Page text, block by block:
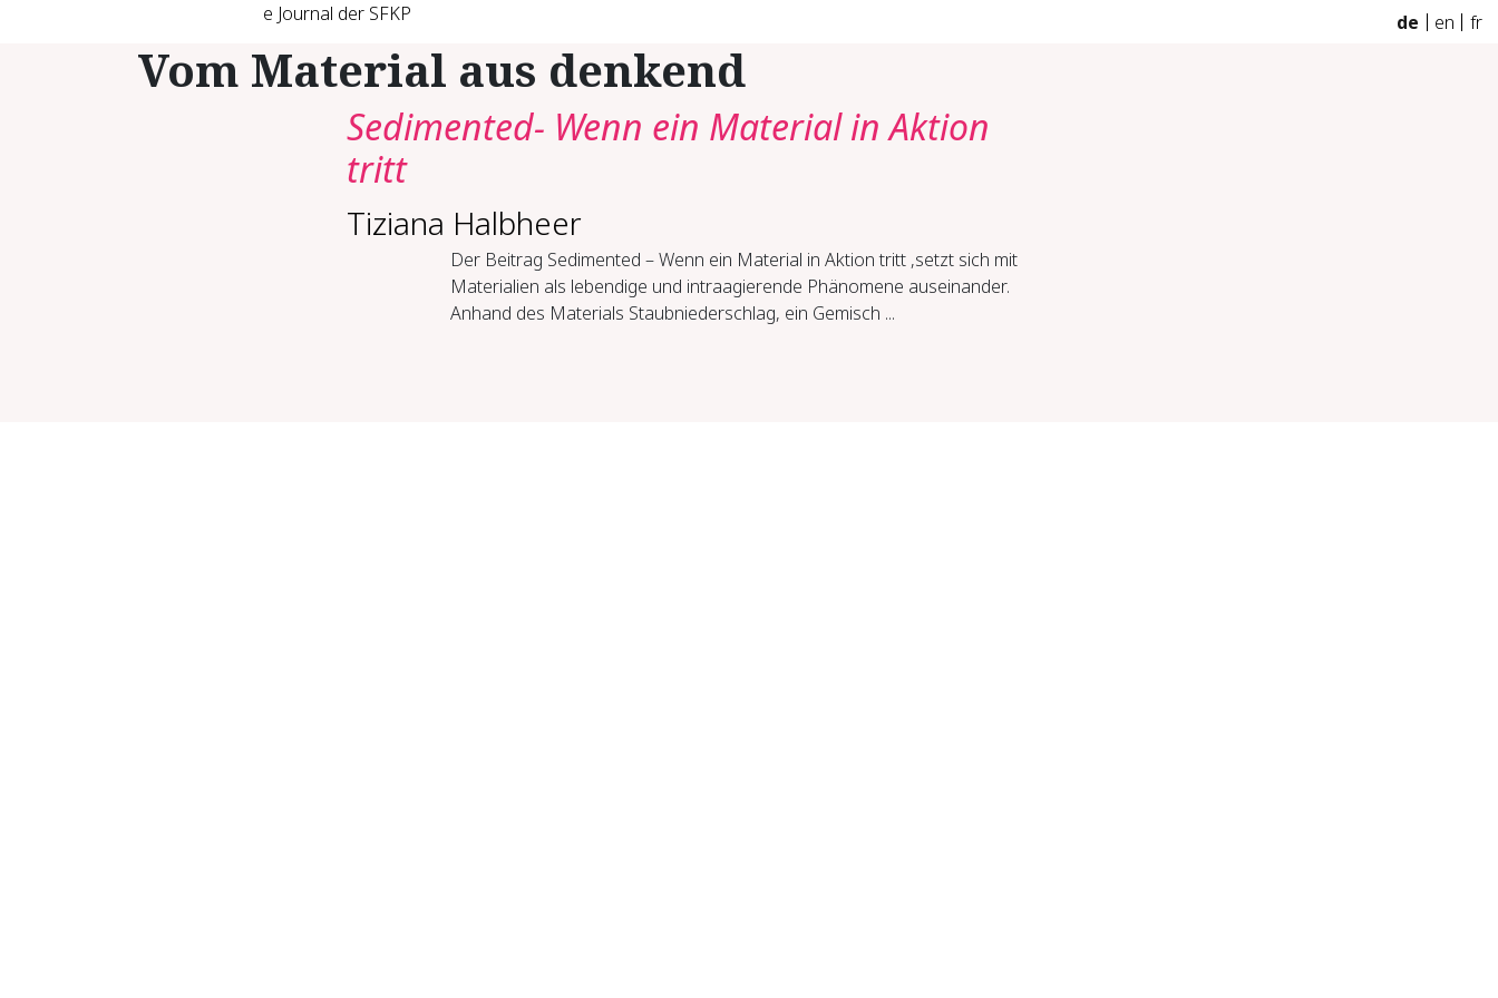
e Journal der SFKP de en fr
Vom Material aus denkend
Sedimented- Wenn ein Material in Aktion
tritt
Tiziana Halbheer
Der Beitrag Sedimented – Wenn ein Material in Aktion tritt ,setzt sich mit
Materialien als lebendige und intraagierende Phänomene auseinander.
Anhand des Materials Staubniederschlag, ein Gemisch ...